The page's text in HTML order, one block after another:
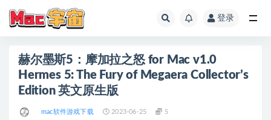
登录
赫尔墨斯5：摩加拉之怒 for Mac v1.0
Hermes 5: The Fury of Megaera Collector’s
Edition 英文原生版
mac软件游戏下载 2023-06-25 5